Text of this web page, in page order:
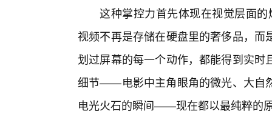
这种掌控力首先体现在视觉层面
视频不再是存储在硬盘里的奢侈品，
划过屏幕的每一个动作，都能得到实
细节——电影中主角眼角的微光、大自
电光火石的瞬间——现在都以最纯粹的